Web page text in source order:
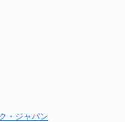
・ジャパン